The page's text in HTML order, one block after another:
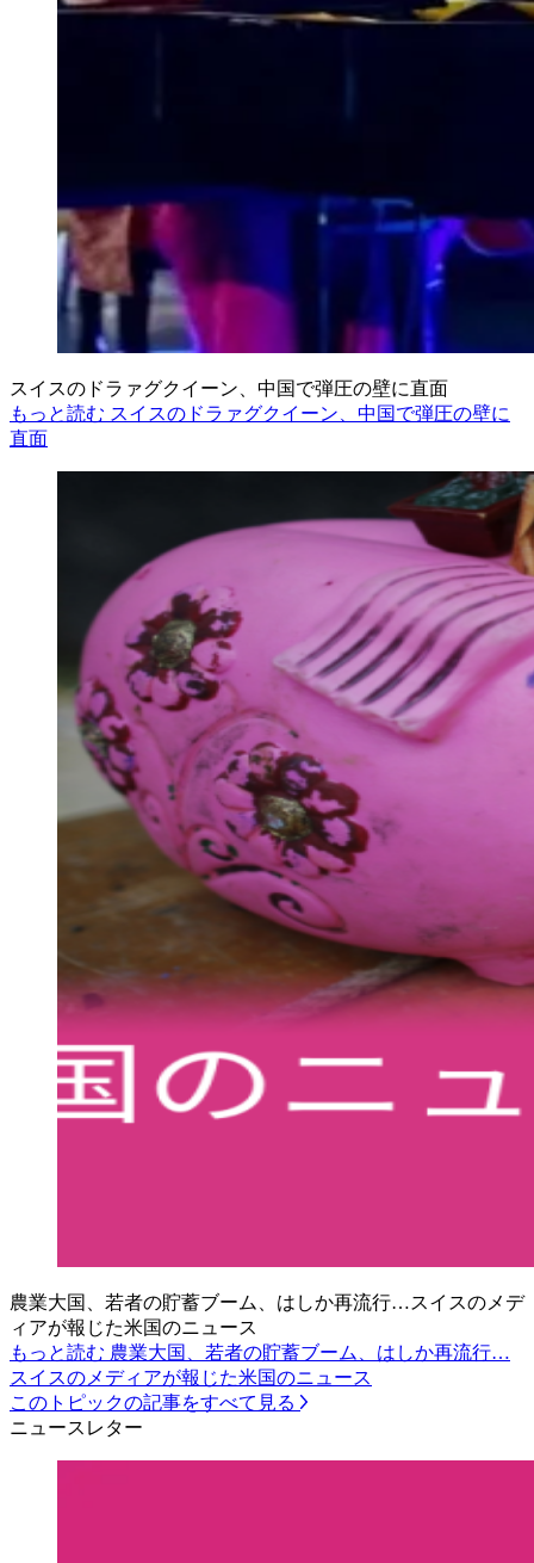
スイスのドラァグクイーン、中国で弾圧の壁に直面
もっと読む スイスのドラァグクイーン、中国で弾圧の壁に
直面
農業大国、若者の貯蓄ブーム、はしか再流行…スイスのメデ
ィアが報じた米国のニュース
もっと読む 農業大国、若者の貯蓄ブーム、はしか再流行…
スイスのメディアが報じた米国のニュース
このトピックの記事をすべて見る
ニュースレター